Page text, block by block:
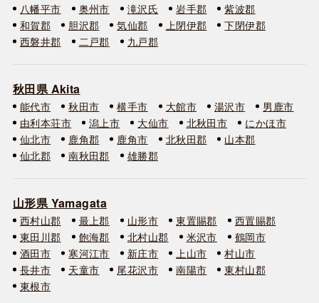
八幡平市
奥州市 滝沢氏 岩手郡
紫波郡
和賀郡
胆沢郡 気仙郡 上閉伊郡
下閉伊郡
西磐井郡
二戸郡 九戸郡
秋田県 Akita
能代市 秋田市 横手市 大館市 湯沢市
男鹿市
由利本荘市
潟上市 大仙市 北秋田市
にかほ市
仙北市
鹿角郡 鹿角市 北秋田郡
山本郡
仙北郡
南秋田郡 雄勝郡
山形県 Yamagata
西村山郡 最上郡 山形市 東置賜郡
西置賜郡
東田川郡
飽海郡 北村山郡 米沢市
鶴岡市
酒田市
寒河江市 新庄市 上山市
村山市
長井市
天童市 尾花沢市 南陽市
東村山郡
東根市